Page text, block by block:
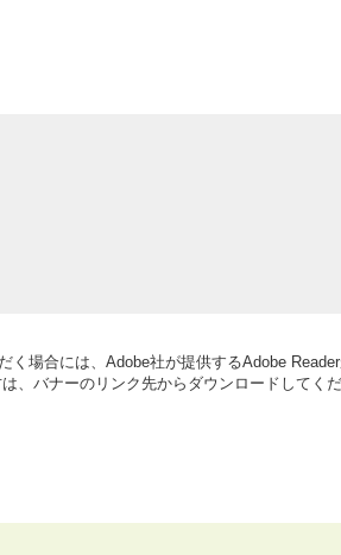
く場合には、Adobe社が提供するAdobe Reader
、バナーのリンク先からダウンロードしてくだ